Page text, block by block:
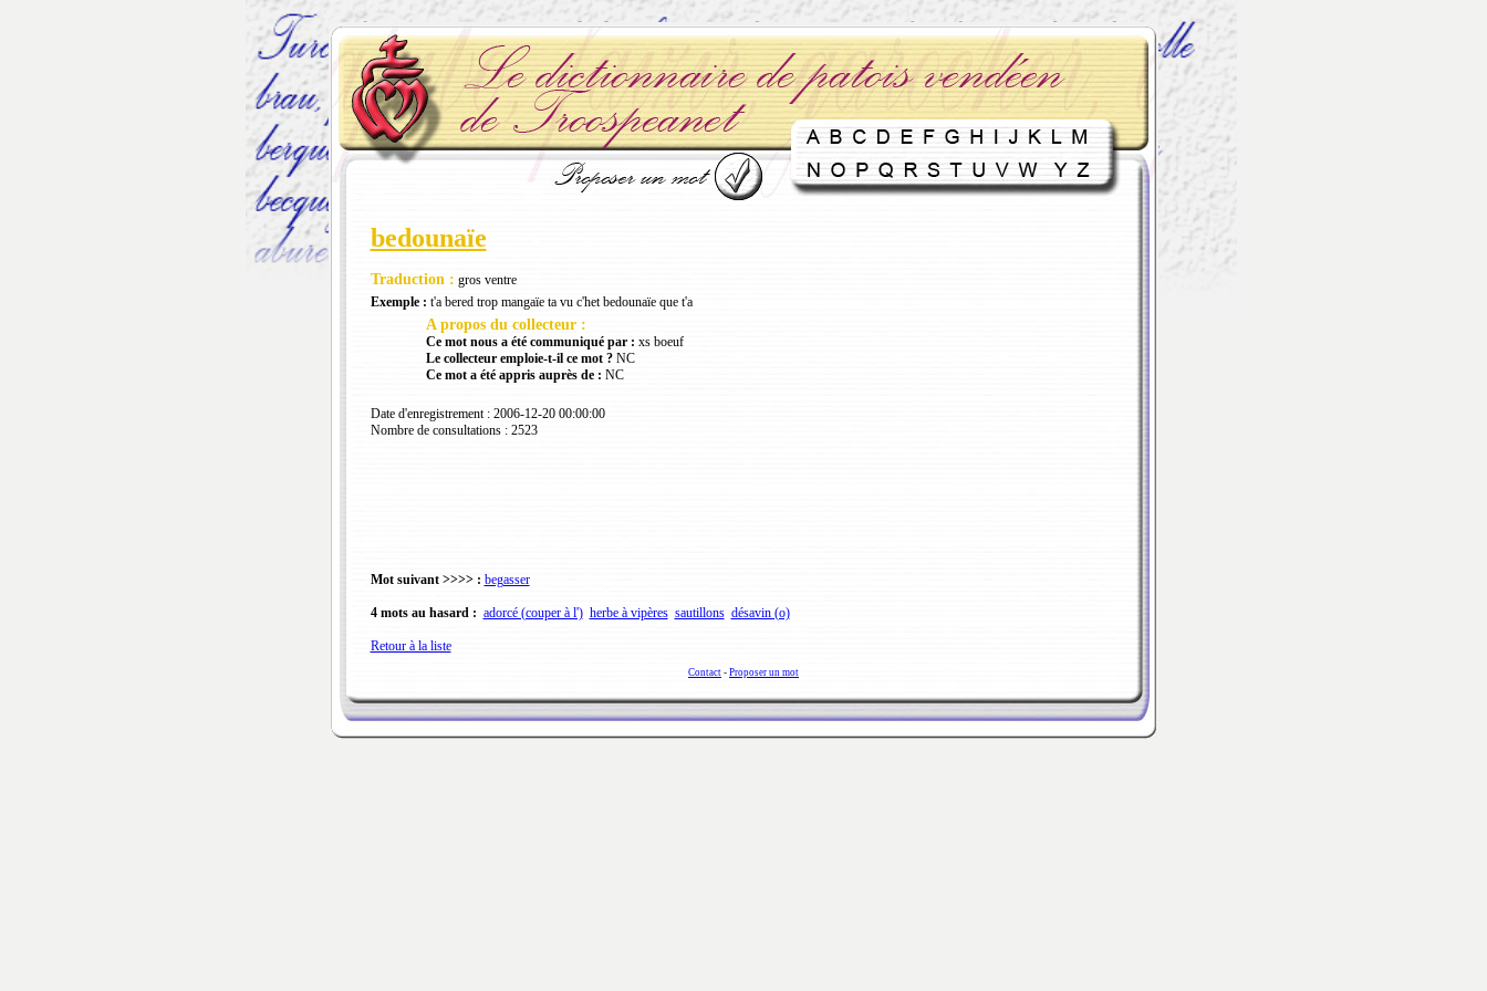
bedounaïe
Traduction : gros ventre
Exemple : t'a bered trop mangaïe ta vu c'het bedounaïe que t'a
A propos du collecteur :
Ce mot nous a été communiqué par : xs boeuf
Le collecteur emploie-t-il ce mot ?NC
Ce mot a été appris auprès de : NC
Date d'enregistrement : 2006-12-20 00:00:00
Nombre de consultations : 2523
Mot suivant >>>> : begasser
4 mots au hasard : adorcé (couper à l') herbe à vipères sautillons désavin (o)
Retour à la liste
Contact - Proposer un mot